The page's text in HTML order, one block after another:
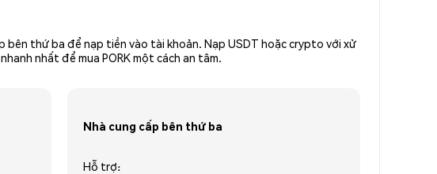
thứ ba để nạp tiền vào tài khoản. Nạp USDT hoặc crypto với xử
nhất để mua PORK một cách an tâm.
Nhà cung cấp bên thứ ba
Hỗ trợ: